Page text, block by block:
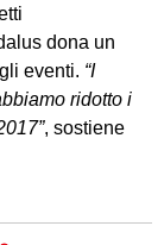
dona un
eventi. “I
ridotto i
, sostiene